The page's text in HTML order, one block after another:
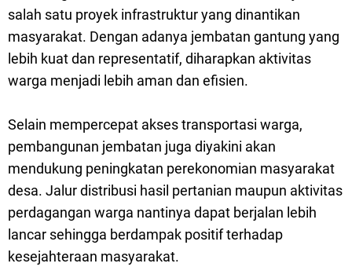
salah satu proyek infrastruktur yang dinantikan
masyarakat. Dengan adanya jembatan gantung yang
lebih kuat dan representatif, diharapkan aktivitas
warga menjadi lebih aman dan efisien.
Selain mempercepat akses transportasi warga,
pembangunan jembatan juga diyakini akan
mendukung peningkatan perekonomian masyarakat
desa. Jalur distribusi hasil pertanian maupun aktivitas
perdagangan warga nantinya dapat berjalan lebih
lancar sehingga berdampak positif terhadap
kesejahteraan masyarakat.